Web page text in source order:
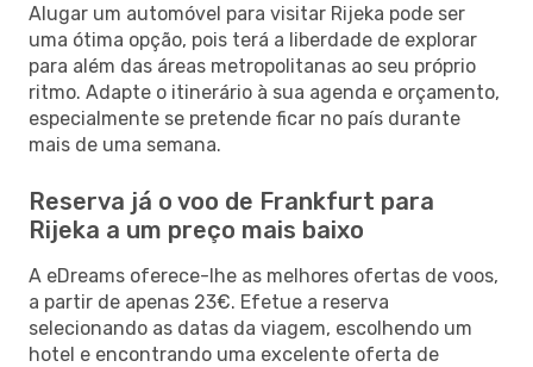
Alugar um automóvel para visitar Rijeka pode ser
uma ótima opção, pois terá a liberdade de explorar
para além das áreas metropolitanas ao seu próprio
ritmo. Adapte o itinerário à sua agenda e orçamento,
especialmente se pretende ficar no país durante
mais de uma semana.
Reserva já o voo de Frankfurt para
Rijeka a um preço mais baixo
A eDreams oferece-lhe as melhores ofertas de voos,
a partir de apenas 23€. Efetue a reserva
selecionando as datas da viagem, escolhendo um
hotel e encontrando uma excelente oferta de